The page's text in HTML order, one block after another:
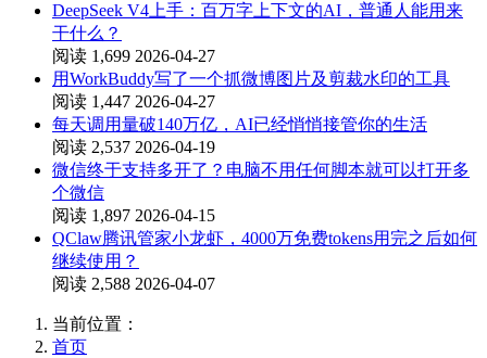
DeepSeek V4上手：百万字上下文的AI，普通人能用来
干什么？
阅读 1,699 2026-04-27
用WorkBuddy写了一个抓微博图片及剪裁水印的工具
阅读 1,447 2026-04-27
每天调用量破140万亿，AI已经悄悄接管你的生活
阅读 2,537 2026-04-19
微信终于支持多开了？电脑不用任何脚本就可以打开多
个微信
阅读 1,897 2026-04-15
QClaw腾讯管家小龙虾，4000万免费tokens用完之后如何
继续使用？
阅读 2,588 2026-04-07
当前位置：
首页